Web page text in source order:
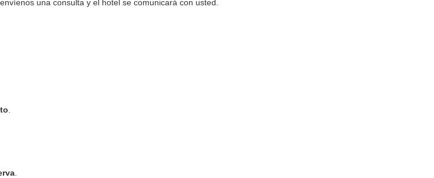
una consulta y el hotel se comunicará con usted.